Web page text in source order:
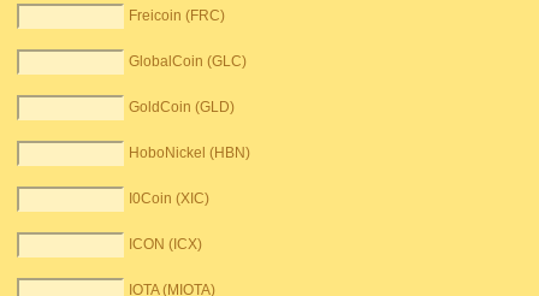
Freicoin (FRC)
GlobalCoin (GLC)
GoldCoin (GLD)
HoboNickel (HBN)
I0Coin (XIC)
ICON (ICX)
IOTA (MIOTA)